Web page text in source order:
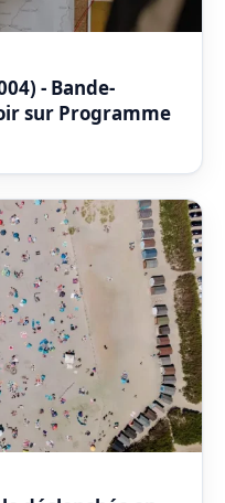
- Bande-
sur Programme